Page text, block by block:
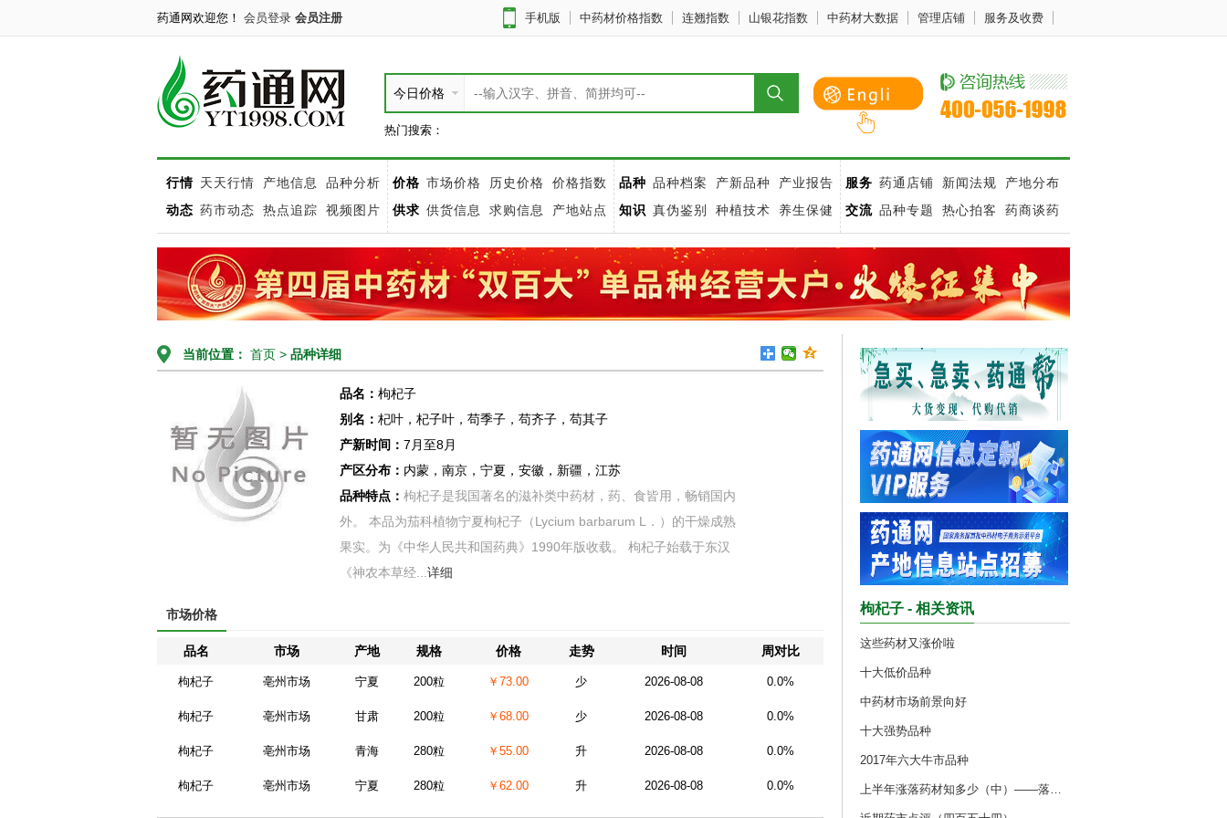
药通网欢迎您！ 会员登录 会员注册 手机版 中药材价格指数 连翘指数 山银花指数 中药材大数据 管理店铺 服务及收费
今日价格
热门搜索：
行情 天天行情 产地信息
品种分析
动态 药市动态 热点追踪 视频图片
价格 市场价格 历史价格
价格指数
供求 供货信息 求购信息 产地站点
品种 品种档案 产新品种
产业报告
知识 真伪鉴别 种植技术 养生保健
服务 药通店铺 新闻法规
产地分布
交流 品种专题 热心拍客 药商谈药
当前位置： 首页 > 品种详细
品名： 枸杞子
别名： 杞叶，杞子叶，苟季子，苟齐子，苟其子
产新时间： 7月至8月
产区分布： 内蒙，南京，宁夏，安徽，新疆，江苏
品种特点： 枸杞子是我国著名的滋补类中药材，药、食皆用，畅销国内
外。 本品为茄科植物宁夏枸杞子（Lycium barbarum L．）的干燥成熟
果实。为《中华人民共和国药典》1990年版收载。 枸杞子始载于东汉
《神农本草经... 详细
市场价格
品名 市场 产地 规格 价格 走势 时间 周对比
枸杞子 亳州市场 宁夏 200粒 ￥73.00 少 2026-08-08 0.0%
枸杞子 亳州市场 甘肃 200粒 ￥68.00 少 2026-08-08 0.0%
枸杞子 亳州市场 青海 280粒 ￥55.00 升 2026-08-08 0.0%
枸杞子 亳州市场 宁夏 280粒 ￥62.00 升 2026-08-08 0.0%
枸杞子 - 相关资讯
这些药材又涨价啦
十大低价品种
中药材市场前景向好
十大强势品种
2017年六大牛市品种
上半年涨落药材知多少（中）——落价品种